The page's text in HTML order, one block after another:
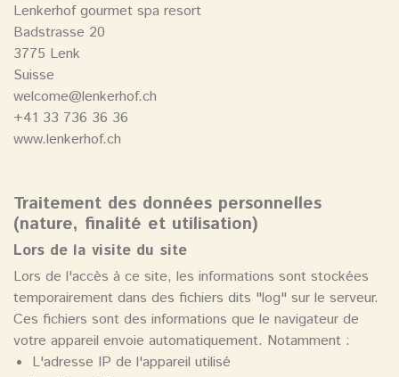
Lenkerhof gourmet spa resort
Badstrasse 20
3775 Lenk
Suisse
welcome@lenkerhof.ch
+41 33 736 36 36
www.lenkerhof.ch
Traitement des données personnelles
(nature, finalité et utilisation)
Lors de la visite du site
Lors de l'accès à ce site, les informations sont stockées
temporairement dans des fichiers dits "log" sur le serveur.
Ces fichiers sont des informations que le navigateur de
votre appareil envoie automatiquement. Notamment :
L'adresse IP de l'appareil utilisé